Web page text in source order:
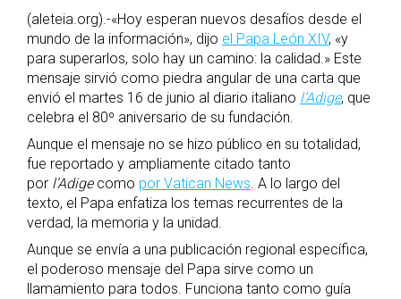
(aleteia.org).-«Hoy esperan nuevos desafíos desde el
mundo de la información», dijo el Papa León XIV, «y
para superarlos, solo hay un camino: la calidad.» Este
mensaje sirvió como piedra angular de una carta que
envió el martes 16 de junio al diario italiano l’Adige, que
celebra el 80º aniversario de su fundación.
Aunque el mensaje no se hizo público en su totalidad,
fue reportado y ampliamente citado tanto
por l’Adigecomo por Vatican News. A lo largo del
texto, el Papa enfatiza los temas recurrentes de la
verdad, la memoria y la unidad.
Aunque se envía a una publicación regional específica,
el poderoso mensaje del Papa sirve como un
llamamiento para todos. Funciona tanto como guía